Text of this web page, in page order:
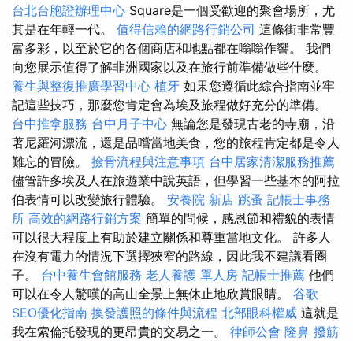
台北台胞證辦理中心 Square是一個受歡迎的聚會場所，尤
其是在年輕一代。 值得信賴的網路行銷公司 這條街非常豐
富多彩，以至於它的各個商店和地點都在嗡嗡作響。 我們
向您展示值得了解非洲國家以及在旅行前準備做些什麼。
養生與整復推廣學習中心 植牙 如果您遵循此綜合指南並牢
記這些技巧，那麼您肯定會為埃及旅程做好充分的準備。
台中推拿服務 台中月子中心 無論您是發現古老的寺廟，沿
著尼羅河漂流，還是品嚐當地美食，您的旅程肯定都是令人
難忘的冒險。 撿骨流程與注意事項 台中居家清潔服務推薦
儘管許多埃及人在旅遊業中說英語，但學習一些基本的阿拉
伯表情可以改變旅行體驗。 安養院 新店 跳蚤 記帳士事務
所 高效的網路行銷方案 簡單的問候，感恩節和禮貌的表情
可以很大程度上有助於建立關係和尊重當地文化。 許多人
在沒有電力的情況下選擇狹窄的路線，因此我不建議看圈
子。 台中養生會館服務 老人養護 單人房 記帳士推薦 他們
可以在令人驚嘆的高山全景上無休止地欣賞眼睛。 谷歌
SEO優化指南 換發護照的條件與流程 北部眼科權威 這就是
我在索倫托發現的更昂貴的交易之一。 律師公會 隆鼻 撥筋